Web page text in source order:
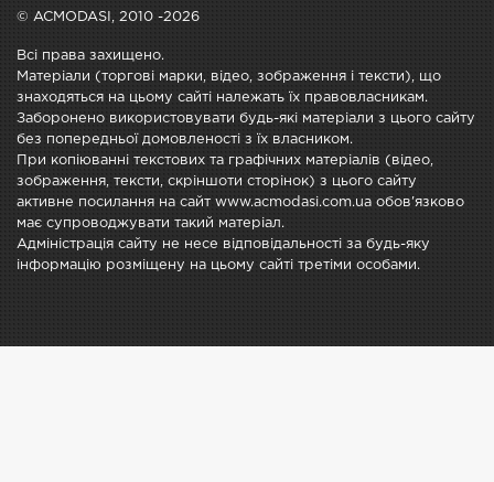
© ACMODASI, 2010 -2026
Всі права захищено.
Матеріали (торгові марки, відео, зображення і тексти), що
знаходяться на цьому сайті належать їх правовласникам.
Заборонено використовувати будь-які матеріали з цього сайту
без попередньої домовленості з їх власником.
При копіюванні текстових та графічних матеріалів (відео,
зображення, тексти, скріншоти сторінок) з цього сайту
активне посилання на сайт www.acmodasi.com.ua обов'язково
має супроводжувати такий матеріал.
Адміністрація сайту не несе відповідальності за будь-яку
інформацію розміщену на цьому сайті третіми особами.